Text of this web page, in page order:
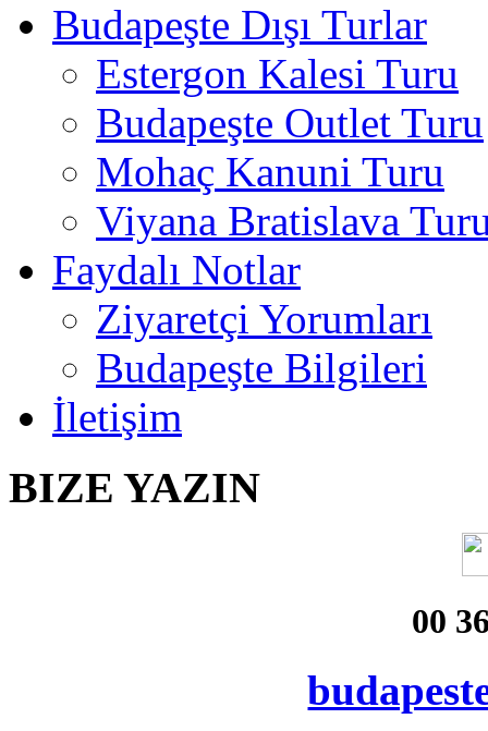
Budapeşte Dışı Turlar
Estergon Kalesi Turu
Budapeşte Outlet Turu
Mohaç Kanuni Turu
Viyana Bratislava
Faydalı Notlar
Ziyaretçi Yorumları
Budapeşte Bilgileri
İletişim
BIZE YAZIN
00